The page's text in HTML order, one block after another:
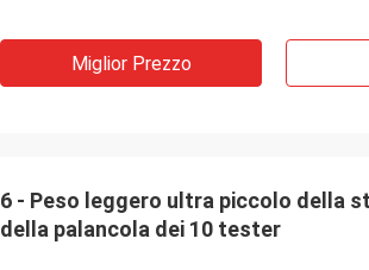
Miglior Prezzo
6 - Peso leggero ultra piccolo della
della palancola dei 10 tester